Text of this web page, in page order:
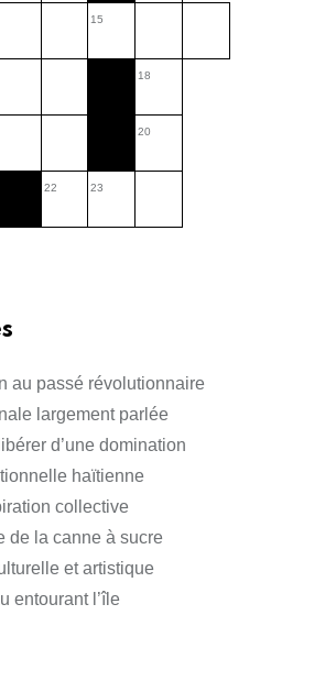
15
18
20
22 23
au passé révolutionnaire
largement parlée
d’une domination
haïtienne
collective
de la canne à sucre
et artistique
entourant l’île